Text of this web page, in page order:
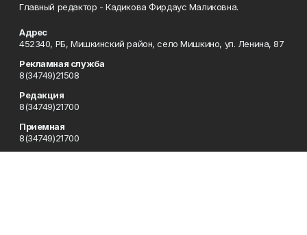
Главный редактор - Кадикова Фирдаус Маликовна.
Адрес
452340, РБ, Мишкинский район, село Мишкино, ул. Ленина, 87
Рекламная служба
8(34749)21508
Редакция
8(34749)21700
Приемная
8(34749)21700